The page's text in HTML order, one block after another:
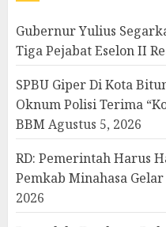
Gubernur Yulius
Tiga Pejabat Eselon II
SPBU Giper Di Kota
Oknum Polisi Terima
BBM Agustus 5, 2026
RD: Pemerintah Harus
Pemkab Minahasa
2026